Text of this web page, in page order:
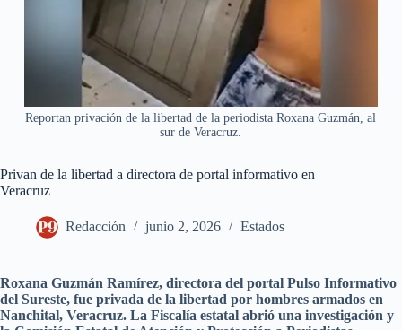
Reportan privación de la libertad de la periodista Roxana Guzmán, al
sur de Veracruz.
Privan de la libertad a directora de portal informativo en
Veracruz
Redacción junio 2, 2026 Estados
Roxana Guzmán Ramírez, directora del portal Pulso Informativo
del Sureste, fue privada de la libertad por hombres armados en
Nanchital, Veracruz. La Fiscalía estatal abrió una investigación y